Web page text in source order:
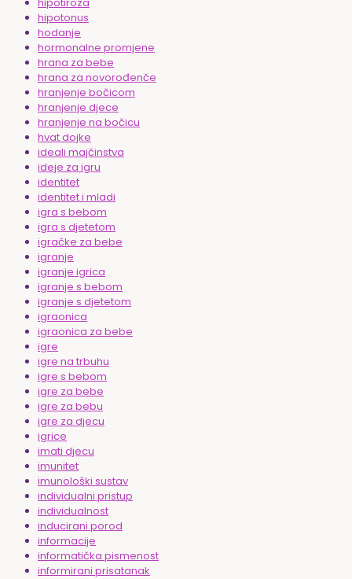
hipotonus
hodanje
hormonalne promjene
hrana za bebe
hrana za novorođenče
hranjenje bočicom
hranjenje djece
hranjenje na bočicu
hvat dojke
ideali majčinstva
ideje za igru
identitet
identitet i mladi
igra s bebom
igra s djetetom
igračke za bebe
igranje
igranje igrica
igranje s bebom
igranje s djetetom
igraonica
igraonica za bebe
igre
igre na trbuhu
igre s bebom
igre za bebe
igre za bebu
igre za djecu
igrice
imati djecu
imunitet
imunološki sustav
individualni pristup
individualnost
inducirani porod
informacije
informatička pismenost
informirani prisatanak